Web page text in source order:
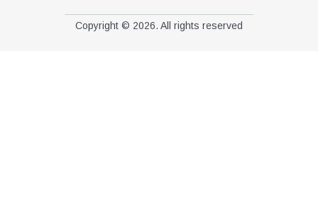
Copyright © 2026. All rights reserved